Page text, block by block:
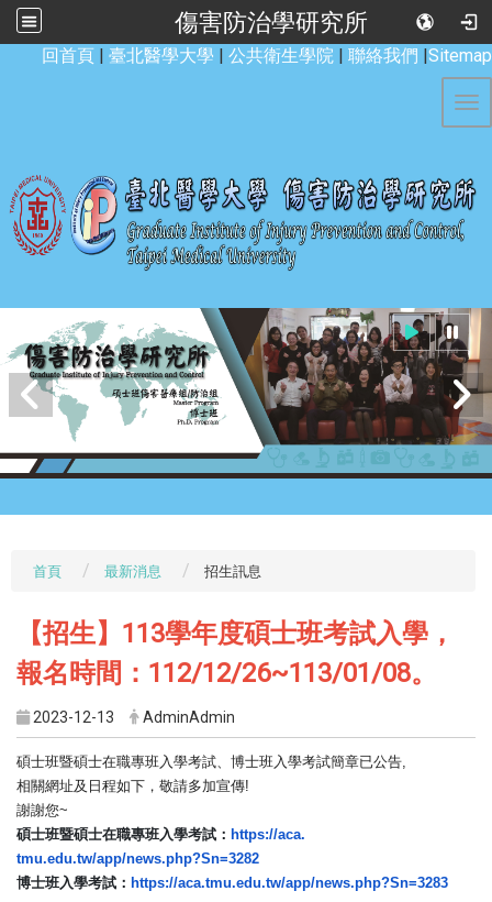
傷害防治學研究所
回首頁 | 臺北醫學大學 | 公共衛生學院 | 聯絡我們 |Sitemap
首頁 最新消息 招生訊息
【招生】113學年度碩士班考試入學，
報名時間：112/12/26~113/01/08。
2023-12-13 AdminAdmin
碩士班暨碩士在職專班入學考試、博士班入學考試簡章已公告
相關網址及日程如下，敬請多加宣傳!
謝謝您~
碩士班暨碩士在職專班入學考試： https://aca.
tmu.edu.tw/app/news.php?Sn=3282
博士班入學考試： https://aca.tmu.edu.tw/app/news.php?Sn=3283